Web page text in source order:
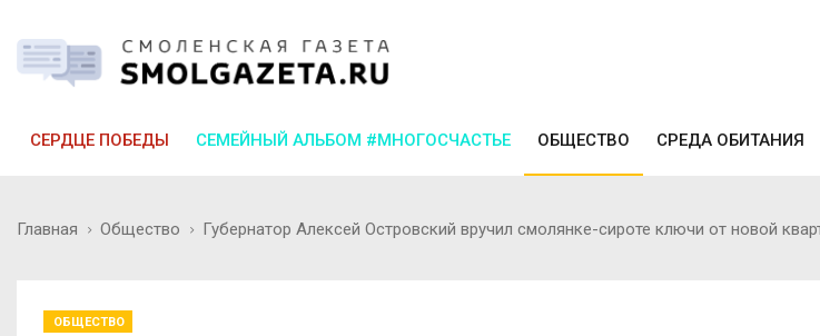
СЕРДЦЕ ПОБЕДЫ СЕМЕЙНЫЙ АЛЬБОМ #МНОГОСЧАСТЬЕ ОБЩЕСТВО СРЕДА ОБИТАНИЯ
Главная Общество Губернатор Алексей Островский вручил смолянке-сироте ключи от новой
ОБЩЕСТВО